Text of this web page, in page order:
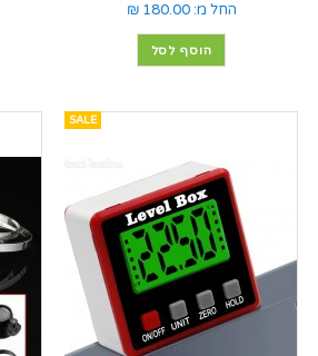
החל מ: 180.00 ₪
הוסף לסל
SALE